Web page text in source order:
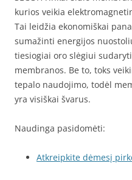
kurios veikia
Tai leidžia ekonomiškai
sumažinti energijos
tiesiogiai oro slėgiui
membranos. Be to, toks
tepalo naudojimo, todėl
yra visiškai švarus.
Naudinga pasidomėti:
Atkreipkite dėmesį